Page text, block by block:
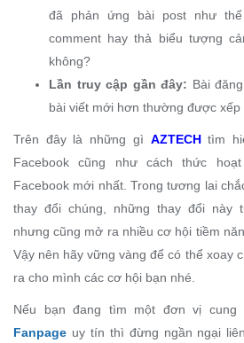
đã phản ứng bài post như
comment hay thả biểu tượng
không?
Lần truy cập gần đây: Bài
bài viết mới hơn thường được xếp
Trên đây là những gì AZTECHtìm
Facebook cũng như cách thức
Facebook mới nhất. Trong tương lai
thay đổi chúng, những thay đổi này
nhưng cũng mở ra nhiều cơ hội tiềm
Vậy nên hãy vững vàng để có thể xoay
ra cho mình các cơ hội bạn nhé.
Nếu bạn đang tìm một đơn vị cung
Fanpage uy tín thì đừng ngần ngại